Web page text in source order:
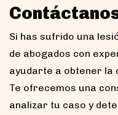
Si has sufrido una
de abogados con
ayudarte a obtener la
Te ofrecemos una
analizar tu caso y